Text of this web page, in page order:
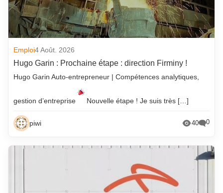
Emploi4 Août. 2026
Hugo Garin : Prochaine étape : direction Firminy !
Hugo Garin Auto-entrepreneur | Compétences analytiques,
gestion d’entreprise Nouvelle étape ! Je suis très […]
piwi 40 0